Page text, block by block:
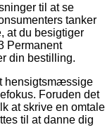
til at se
tanker
at du besigtiger
Permanent
din bestilling.
hensigtsmæssige
Foruden det
at skrive en omtale
til at danne dig